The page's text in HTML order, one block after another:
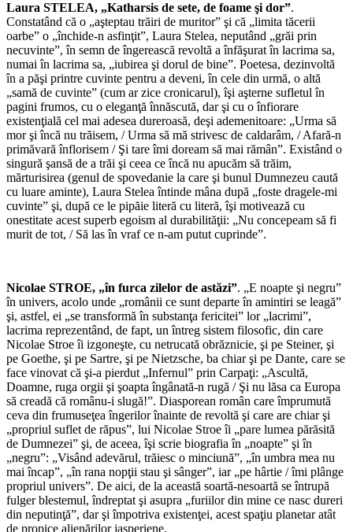
Laura STELEA, „Katharsis de sete, de foame şi dor”.
Constatând că o „aşteptau trăiri de muritor” şi că „limita tăcerii
oarbe” o „închide-n asfinţit”, Laura Stelea, neputând „grăi prin
necuvinte”, în semn de îngerească revoltă a înfăşurat în lacrima sa,
numai în lacrima sa, „iubirea şi dorul de bine”. Poetesa, dezinvoltă
în a păşi printre cuvinte pentru a deveni, în cele din urmă, o altă
„samă de cuvinte” (cum ar zice cronicarul), îşi aşterne sufletul în
pagini frumos, cu o eleganţă înnăscută, dar şi cu o înfiorare
existenţială cel mai adesea dureroasă, deşi ademenitoare: „Urma să
mor şi încă nu trăisem, / Urma să mă strivesc de caldarâm, / Afară-n
primăvară înflorisem / Şi tare îmi doream să mai rămân”. Existând o
singură şansă de a trăi şi ceea ce încă nu apucăm să trăim,
mărturisirea (genul de spovedanie la care şi bunul Dumnezeu caută
cu luare aminte), Laura Stelea întinde mâna după „foste dragele-mi
cuvinte” şi, după ce le pipăie literă cu literă, îşi motivează cu
onestitate acest superb egoism al durabilităţii: „Nu concepeam să fi
murit de tot, / Să las în vraf ce n-am putut cuprinde”.
Nicolae STROE, „în furca zilelor de astăzi”. „E noapte şi negru”
în univers, acolo unde „românii ce sunt departe în amintiri se leagă”
şi, astfel, ei „se transformă în substanţa fericitei” lor „lacrimi”,
lacrima reprezentând, de fapt, un întreg sistem filosofic, din care
Nicolae Stroe îi izgoneşte, cu netrucată obrăznicie, şi pe Steiner, şi
pe Goethe, şi pe Sartre, şi pe Nietzsche, ba chiar şi pe Dante, care se
face vinovat că şi-a pierdut „Infernul” prin Carpaţi: „Ascultă,
Doamne, ruga orgii şi şoapta îngânată-n rugă / Şi nu lăsa ca Europa
să creadă că românu-i slugă!”. Diasporean român care împrumută
ceva din frumuseţea îngerilor înainte de revoltă şi care are chiar şi
„propriul suflet de răpus”, lui Nicolae Stroe îi „pare lumea părăsită
de Dumnezei” şi, de aceea, îşi scrie biografia în „noapte” şi în
„negru”: „Visând adevărul, trăiesc o minciună”, „în umbra mea nu
mai încap”, „în rana nopţii stau şi sânger”, iar „pe hârtie / îmi plânge
propriul univers”. De aici, de la această soartă-nesoartă se întrupă
fulger blestemul, îndreptat şi asupra „furiilor din mine ce nasc dureri
din neputinţă”, dar şi împotriva existenţei, acest spaţiu planetar atât
de propice alienărilor jasperiene.